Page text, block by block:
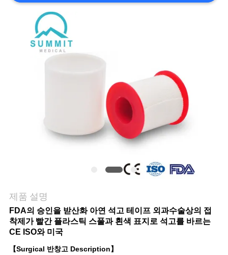
락
주
세
제품 설명
FDA의 승인을 받산화 아연 석고 테이프 외과수술상의 접
착제가 빨간 플라스틱 스풀과 흰색 표지로 석고를 바르는
CE ISO와 미국
【Surgical 반창고 Description】